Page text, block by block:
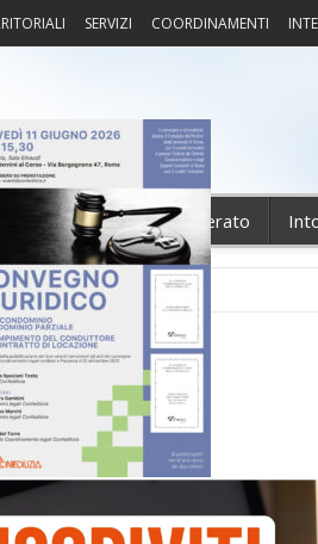
SERVIZI COORDINAMENTI
Fisco Portierato